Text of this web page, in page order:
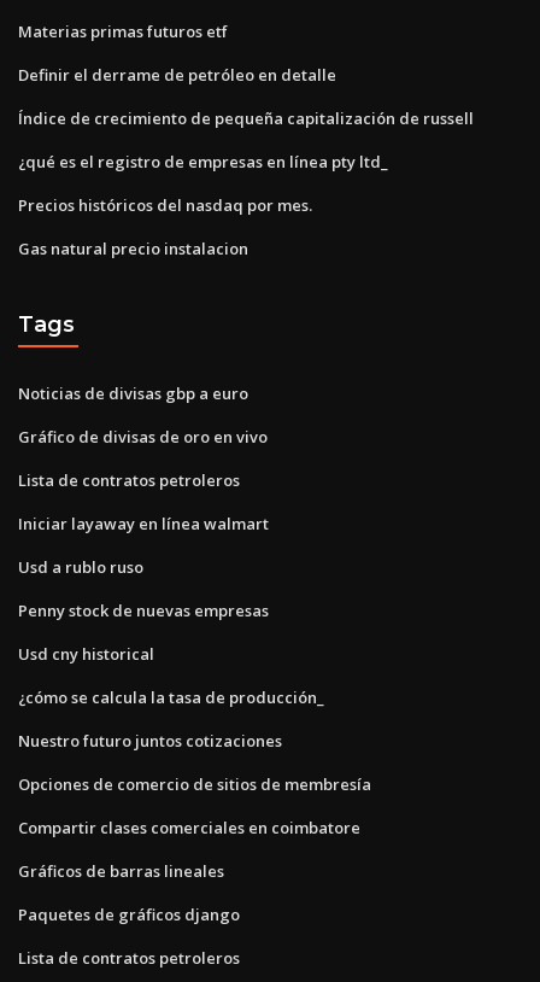
Materias primas futuros etf
Definir el derrame de petróleo en detalle
Índice de crecimiento de pequeña capitalización de russell
¿qué es el registro de empresas en línea pty ltd_
Precios históricos del nasdaq por mes.
Gas natural precio instalacion
Tags
Noticias de divisas gbp a euro
Gráfico de divisas de oro en vivo
Lista de contratos petroleros
Iniciar layaway en línea walmart
Usd a rublo ruso
Penny stock de nuevas empresas
Usd cny historical
¿cómo se calcula la tasa de producción_
Nuestro futuro juntos cotizaciones
Opciones de comercio de sitios de membresía
Compartir clases comerciales en coimbatore
Gráficos de barras lineales
Paquetes de gráficos django
Lista de contratos petroleros